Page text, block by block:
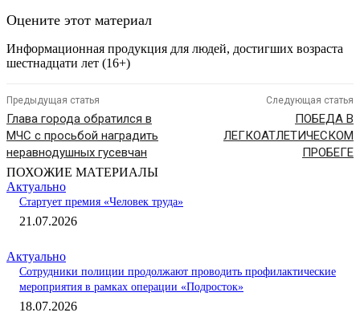
Оцените этот материал
Информационная продукция для людей, достигших возраста
шестнадцати лет (16+)
Предыдущая статья
Глава города обратился в
МЧС с просьбой наградить
неравнодушных гусевчан
Следующая статья
ПОБЕДА В
ЛЕГКОАТЛЕТИЧЕСКОМ
ПРОБЕГЕ
ПОХОЖИЕ МАТЕРИАЛЫ
Актуально
Стартует премия «Человек труда»
21.07.2026
Актуально
Сотрудники полиции продолжают проводить профилактические
мероприятия в рамках операции «Подросток»
18.07.2026